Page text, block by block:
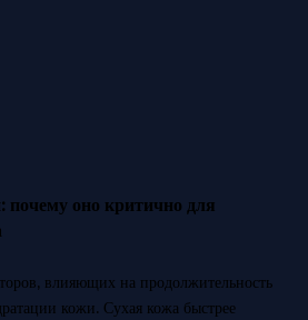
оно критично для
влияющих на продолжительность
кожи. Сухая кожа быстрее